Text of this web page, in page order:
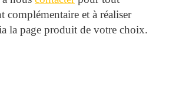
complémentaire et à réaliser
la page produit de votre choix.